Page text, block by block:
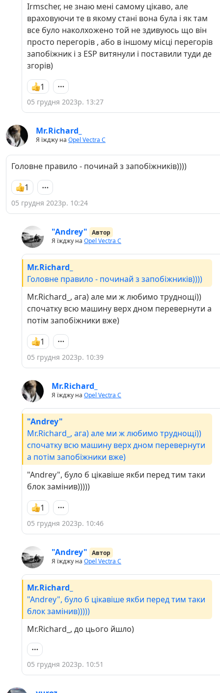
Irmscher, не знаю мені самому цікаво, але
враховуючи те в якому стані вона була і як там
все було наколхожено той не здивуюсь що він
просто перегорів , або в іншому місці перегорів
запобіжник і з ESP витянули і поставили туди де
згорів)
1
05 грудня 2023р. 13:27
Mr.Richard_
Я їжджу на Opel Vectra C
Головне правило - починай з запобіжників))))
1
05 грудня 2023р. 10:24
"Andrey" Автор
Я їжджу на Opel Vectra C
Mr.Richard_
Головне правило - починай з запобіжників))))
Mr.Richard_, ага) але ми ж любимо труднощі))
спочатку всю машину верх дном перевернути а
потім запобіжники вже)
1
05 грудня 2023р. 10:39
Mr.Richard_
Я їжджу на Opel Vectra C
"Andrey"
Mr.Richard_, ага) але ми ж любимо труднощі))
спочатку всю машину верх дном перевернути
а потім запобіжники вже)
"Andrey", було б цікавіше якби перед тим таки
блок замінив)))))
1
05 грудня 2023р. 10:46
"Andrey" Автор
Я їжджу на Opel Vectra C
Mr.Richard_
"Andrey", було б цікавіше якби перед тим таки
блок замінив)))))
Mr.Richard_, до цього йшло)
05 грудня 2023р. 10:51